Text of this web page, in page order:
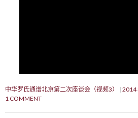
中华罗氏通谱北京第二次座谈会（视频3） 2014
1 COMMENT